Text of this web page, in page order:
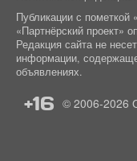
Публикации с
«Партнёрский проект»
Редакция сайта не
информации,
объявлениях.
+16 © 2006-2026